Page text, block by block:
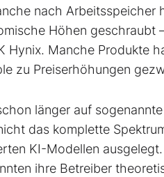
nach Arbeitsspeicher
Höhen geschraubt
Hynix. Manche Produkte
zu Preiserhöhungen
länger auf
das komplette
KI-Modellen
ihre Betreiber